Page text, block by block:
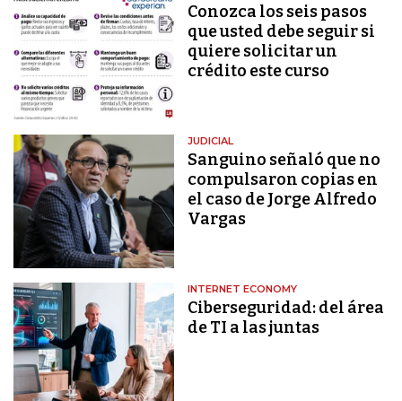
Conozca los seis pasos
que usted debe seguir si
quiere solicitar un
crédito este curso
JUDICIAL
Sanguino señaló que no
compulsaron copias en
el caso de Jorge Alfredo
Vargas
INTERNET ECONOMY
Ciberseguridad: del área
de TI a las juntas